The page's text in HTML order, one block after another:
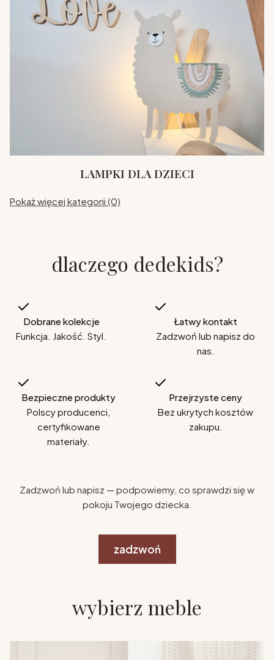
LAMPKI DLA DZIECI
Pokaż więcej kategorii (0)
dlaczego dedekids?
Dobrane kolekcje
Funkcja. Jakość. Styl.
Łatwy kontakt
Zadzwoń lub napisz do
nas.
Bezpieczne produkty
Polscy producenci,
certyfikowane
materiały.
Przejrzyste ceny
Bez ukrytych kosztów
zakupu.
Zadzwoń lub napisz — podpowiemy, co sprawdzi się w
pokoju Twojego dziecka.
zadzwoń
wybierz meble